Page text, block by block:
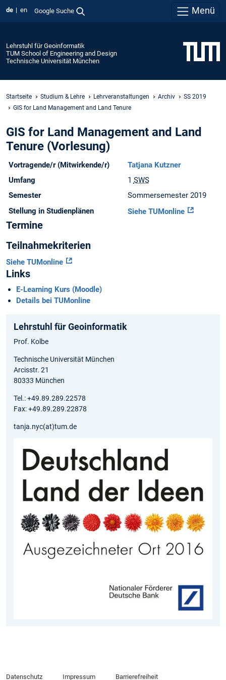
de en Google Suche Menü
Lehrstuhl für Geoinformatik
TUM School of Engineering and Design
Technische Universität München
Startseite Studium & Lehre Lehrveranstaltungen Archiv
SS 2019
GIS for Land Management and Land Tenure
GIS for Land Management and Land
Tenure (Vorlesung)
Vortragende/r (Mitwirkende/r)
Tatjana Kutzner
Umfang
1 SWS
Semester
Sommersemester 2019
Stellung in Studienplänen
Siehe TUMonline
Termine
Teilnahmekriterien
Siehe TUMonline
Links
E-Learning Kurs (Moodle)
Details bei TUMonline
Lehrstuhl für Geoinformatik
Prof. Kolbe
Technische Universität München
Arcisstr. 21
80333 München
Tel.: +49.89.289.22578
Fax: +49.89.289.22878
tanja.nyc(at)tum.de
Datenschutz Impressum Barrierefreiheit